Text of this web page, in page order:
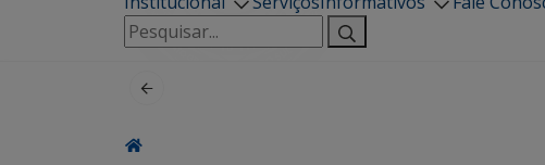
Pesquisar
por: